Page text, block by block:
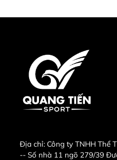
BGV16
Địa chỉ: Công ty TNHH
-- Số nhà 11 ngõ 279/39